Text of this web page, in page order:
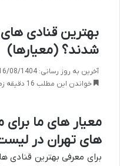
بهترین قنادی
شدند؟ (معیارها)
آخرین به روز رسانی: 16/08/1404
خواندن این مطلب 16 دقیقه زمان میبرد
معیار های ما
های تهران در
برای معرفی بهترین